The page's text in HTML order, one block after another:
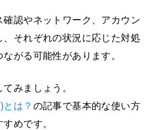
認やネットワーク、アカウン
、それぞれの状況に応じた対処
がる可能性があります。
みましょう。
は？ の記事で基本的な使い方
めです。